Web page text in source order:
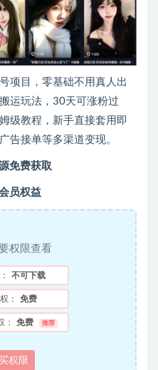
项目，零基础不用真人出
运玩法，30天可涨粉过
级教程，新手直接套用即
告接单等多渠道变现。
免费获取
员权益
权限查看
不可下载
： 免费
： 免费 推荐
权限